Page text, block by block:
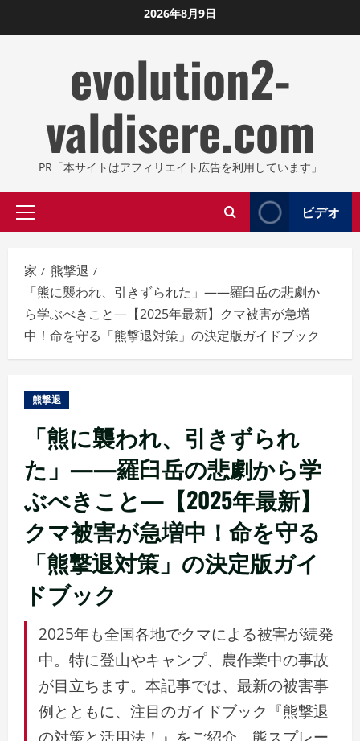
ン
2026年8月9日
evolution2-
valdisere.com
PR「本サイトはアフィリエイト広告を利用しています」
プ
イ
マ
メ
ニ
ュ
ビデオ
家
熊撃退
「熊に襲われ、引きずられた」——羅臼岳の悲劇か
ら学ぶべきこと—【2025年最新】クマ被害が急増
中！命を守る「熊撃退対策」の決定版ガイドブック
熊撃退
「熊に襲われ、引きずられ
た」——羅臼岳の悲劇から学
ぶべきこと—【2025年最新】
クマ被害が急増中！命を守る
「熊撃退対策」の決定版ガイ
ドブック
2025年も全国各地でクマによる被害が続発
中。特に登山やキャンプ、農作業中の事故
が目立ちます。本記事では、最新の被害事
例とともに、注目のガイドブック『熊撃退
の対策と活用法！』をご紹介。熊スプレー